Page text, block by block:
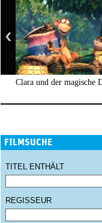
Clara und der magische
FILMSUCHE
TITEL ENTHÄLT
REGISSEUR